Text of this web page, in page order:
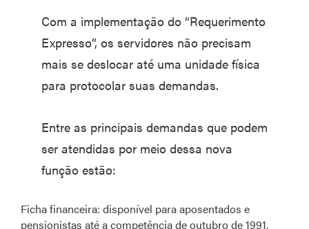
Com a implementação do “Requerimento
Expresso”, os servidores não precisam
mais se deslocar até uma unidade física
para protocolar suas demandas.
Entre as principais demandas que podem
ser atendidas por meio dessa nova
função estão:
Ficha financeira: disponível para aposentados e
pensionistas até a competência de outubro de 1991.